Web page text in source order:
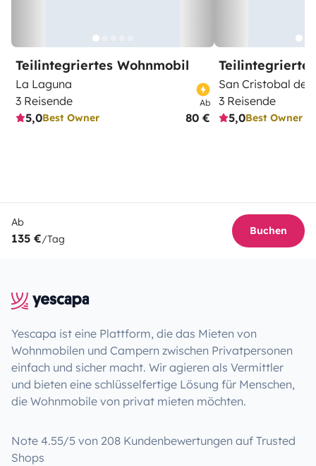
Teilintegriertes Wohnmobil
La Laguna
3 Reisende
5,0Best Owner
Ab
80 €
San Cristobal de
3 Reisende
5,0Best Owner
Ab
135 €/Tag
Buchen
Yescapa ist eine Plattform, die das Mieten von
Wohnmobilen und Campern zwischen Privatpersonen
einfach und sicher macht. Wir agieren als Vermittler
und bieten eine schlüsselfertige Lösung für Menschen,
die Wohnmobile von privat mieten möchten.
Note 4.55/5 von 208 Kundenbewertungen auf Trusted
Shops